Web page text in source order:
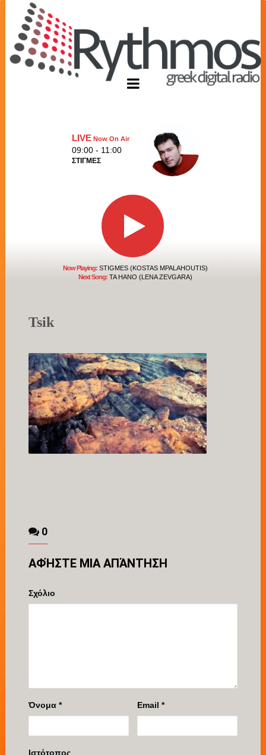
LIVENow On Air
09:00 - 11:00
ΣΤΙΓΜΕΣ
Now Playing: STIGMES (KOSTAS MPALAHOUTIS)
Next Song: TA HANO (LENA ZEVGARA)
Tsik
0
ΑΦΉΣΤΕ ΜΙΑ ΑΠΆΝΤΗΣΗ
Σχόλιο
Όνομα * Email*
Ιστότοπος